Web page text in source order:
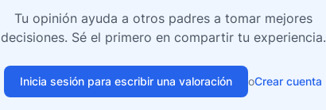
Tu opinión ayuda a otros padres a tomar mejores
decisiones. Sé el primero en compartir tu experiencia.
Inicia sesión para escribir una valoración oCrear cuenta